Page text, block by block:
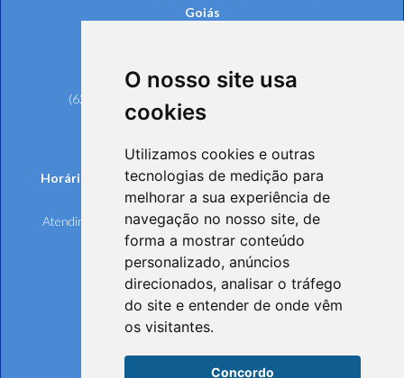
O nosso site usa
cookies
Utilizamos cookies e outras
tecnologias de medição para
melhorar a sua experiência de
navegação no nosso site, de
forma a mostrar conteúdo
personalizado, anúncios
direcionados, analisar o tráfego
do site e entender de onde vêm
os visitantes.
Concordo
Goiás
Telefones:
(62) 3221-6200 (Goiânia e Região Metropolitana)
0800 642 6598 (Demais Localidades)
Horários de funcionamento de Segunda à Sexta-feira:
Atendimento Online e Telefônico: 8h às 17h
Atendimento Presencial: 8h às 17h, mediante agendamento